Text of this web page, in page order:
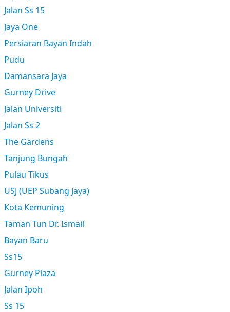
Jalan Ss 15
Jaya One
Persiaran Bayan Indah
Pudu
Damansara Jaya
Gurney Drive
Jalan Universiti
Jalan Ss 2
The Gardens
Tanjung Bungah
Pulau Tikus
USJ (UEP Subang Jaya)
Kota Kemuning
Taman Tun Dr. Ismail
Bayan Baru
Ss15
Gurney Plaza
Jalan Ipoh
Ss 15